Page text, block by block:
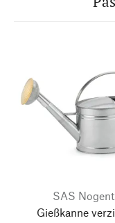
SAS Nogent
Gießkanne